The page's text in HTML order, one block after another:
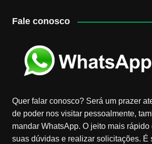
Fale conosco
Quer falar conosco? Será um prazer
de poder nos visitar pessoalmente,
mandar WhatsApp. O jeito mais rápido
suas dúvidas e realizar solicitações. É